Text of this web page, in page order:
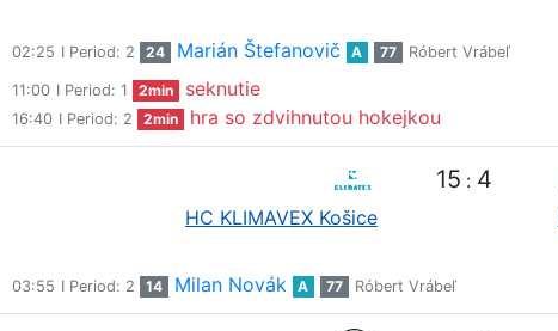
02:25 I Period: 2 24 Marián Štefanovič A 77 Róbert Vrábeľ
11:00 I Period: 1 2min seknutie
16:40 I Period: 2 2min hra so zdvihnutou hokejkou
HC KLIMAVEX Košice
15 : 4
03:55 I Period: 2 14 Milan Novák A 77 Róbert Vrábeľ